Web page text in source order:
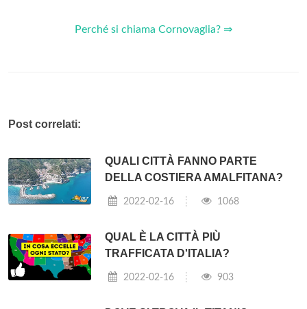
Perché si chiama Cornovaglia? ⇒
Post correlati:
QUALI CITTÀ FANNO PARTE
DELLA COSTIERA AMALFITANA?
2022-02-16 1068
QUAL È LA CITTÀ PIÙ
TRAFFICATA D'ITALIA?
2022-02-16 903